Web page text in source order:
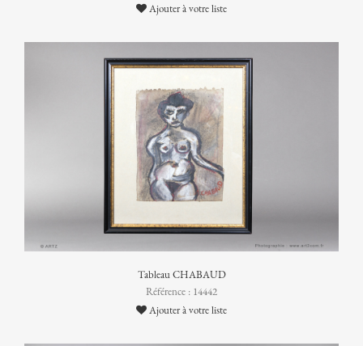
Ajouter à votre liste
Tableau CHABAUD
Référence : 14442
Ajouter à votre liste